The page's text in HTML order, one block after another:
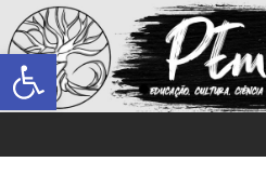
Abrir a barra